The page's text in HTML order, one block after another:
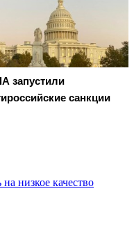
запустили
санкции
низкое качество